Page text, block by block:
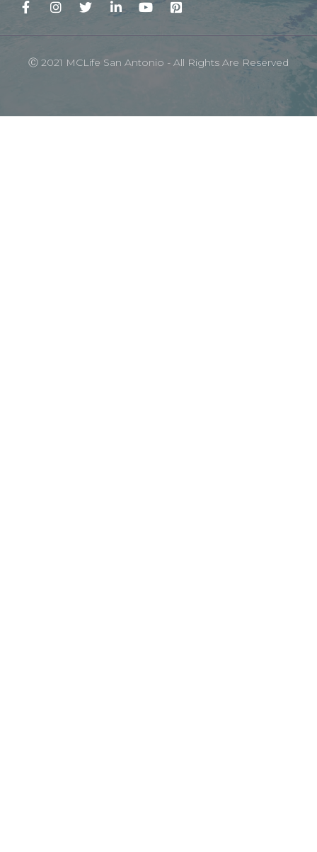
Ⓒ 2021 MCLife San Antonio - All Rights Are Reserved